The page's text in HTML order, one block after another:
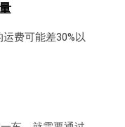
费可能差30%以